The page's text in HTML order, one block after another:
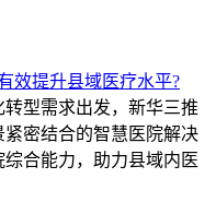
效提升县域医疗水平?
转型需求出发，新华三推
密结合的智慧医院解决
合能力，助力县域内医